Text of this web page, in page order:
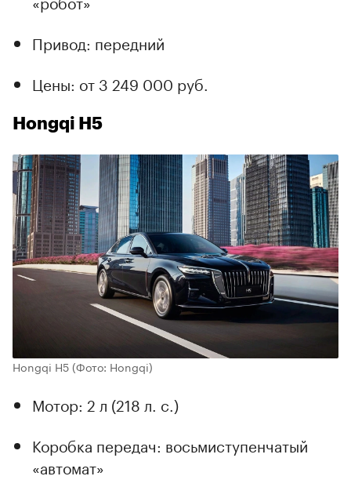
Привод: передний
Цены: от 3 249 000 руб.
Hongqi H5
Hongqi H5(Фото: Hongqi)
Мотор: 2 л (218 л. с.)
Коробка передач: восьмиступенчатый
«автомат»